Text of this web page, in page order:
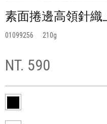
素面捲邊高領針織
01099256 210
NT. 590